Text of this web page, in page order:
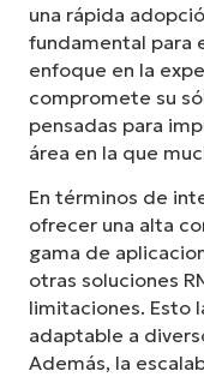
una rápida
fundamental para
enfoque en la
compromete su
pensadas para
área en la que
En términos de
ofrecer una alta
gama de
otras soluciones
limitaciones. Esto
adaptable a
Además, la